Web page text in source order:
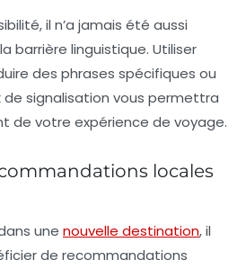
il n’a jamais été aussi
barrière linguistique. Utiliser
des phrases spécifiques ou
signalisation vous permettra
de votre expérience de voyage.
locales
une nouvelle destination, il
de recommandations